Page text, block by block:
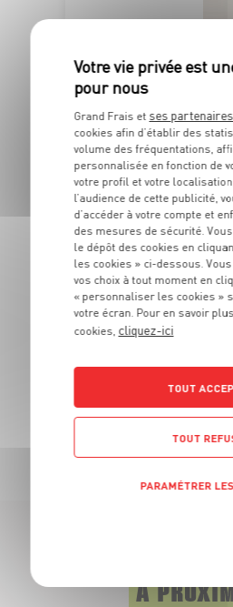
OFFRE APP
7€99
-1€
Soit
6€
99
La bouteille de 75cl soit
TOUTES NOS
À
Grand Frais et ses partenaires
cookies afin d’établir des
volume des fréquentations,
personnalisée en fonction de
votre profil et votre
l’audience de cette publicité,
d’accéder à votre compte et
des mesures de sécurité.
le dépôt des cookies en
les cookies » ci-dessous.
vos choix à tout moment en
« personnaliser les cookies »
votre écran. Pour en savoir
cookies, cliquez-ici
TOUT
TOUT
PARAMÉTRER